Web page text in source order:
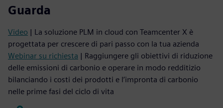
Guarda
Video | La soluzione PLM in cloud con Teamcenter X è
progettata per crescere di pari passo con la tua azienda
Webinar su richiesta | Raggiungere gli obiettivi di riduzione
delle emissioni di carbonio e operare in modo redditizio
bilanciando i costi dei prodotti e l’impronta di carbonio
nelle prime fasi del ciclo di vita